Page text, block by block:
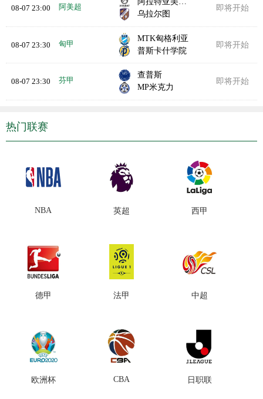
08-07 23:00 阿美超
乌拉尔图
即将开始
08-07 23:30 匈甲
MTK匈格利亚
普斯卡什学院
即将开始
08-07 23:30 芬甲
查普斯
MP米克力
即将开始
热门联赛
NBA 英超 西甲
德甲 法甲 中超
欧洲杯 CBA 日职联